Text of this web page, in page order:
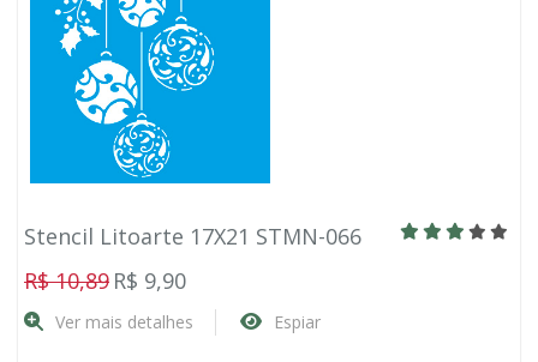
Stencil Litoarte 17X21 STMN-066
R$ 10,89 R$ 9,90
Ver mais detalhes Espiar